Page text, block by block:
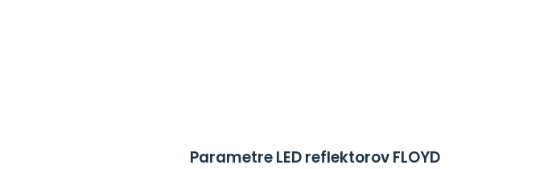
Parametre LED reflektorov FLOYD